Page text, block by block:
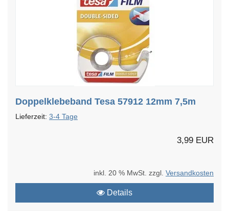
Doppelklebeband Tesa 57912 12mm 7,5m
Lieferzeit: 3-4 Tage
3,99 EUR
inkl. 20 % MwSt. zzgl. Versandkosten
Details